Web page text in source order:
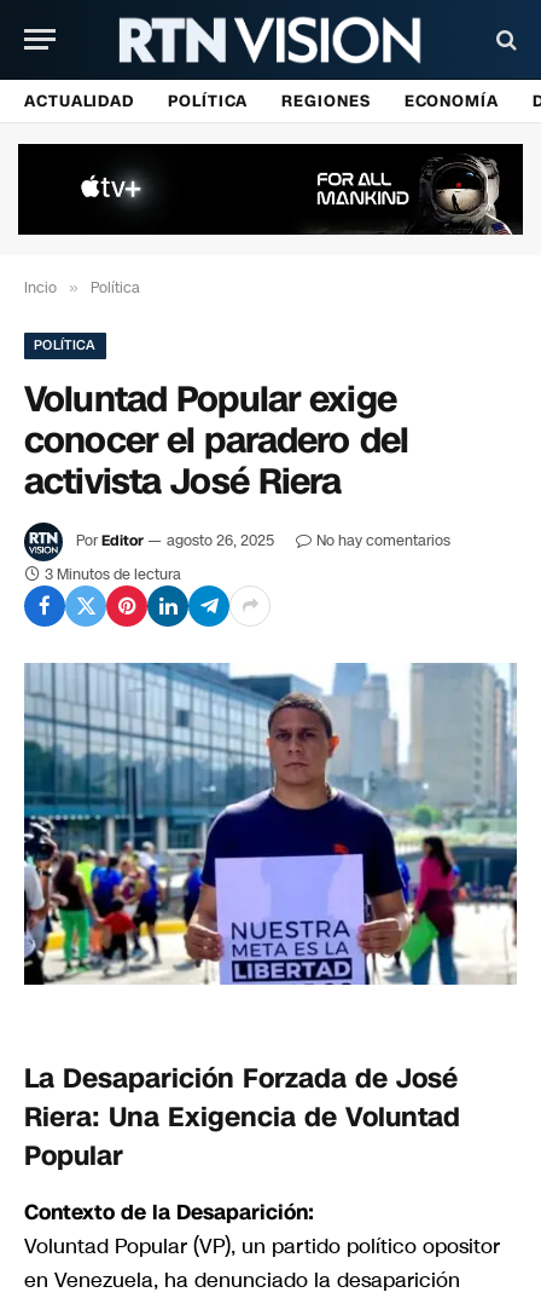
ACTUALIDAD POLÍTICA REGIONES ECONOMÍA
Incio » Política
POLÍTICA
Voluntad Popular exige
conocer el paradero del
activista José Riera
PorEditor agosto 26, 2025
No hay comentarios
3 Minutos de lectura
La Desaparición Forzada de José
Riera: Una Exigencia de Voluntad
Popular
Contexto de la Desaparición:
Voluntad Popular (VP), un partido político opositor
en Venezuela, ha denunciado la desaparición